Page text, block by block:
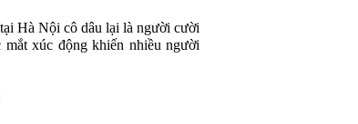
Hà Nội cô dâu lại là người cười
xúc động khiến nhiều người